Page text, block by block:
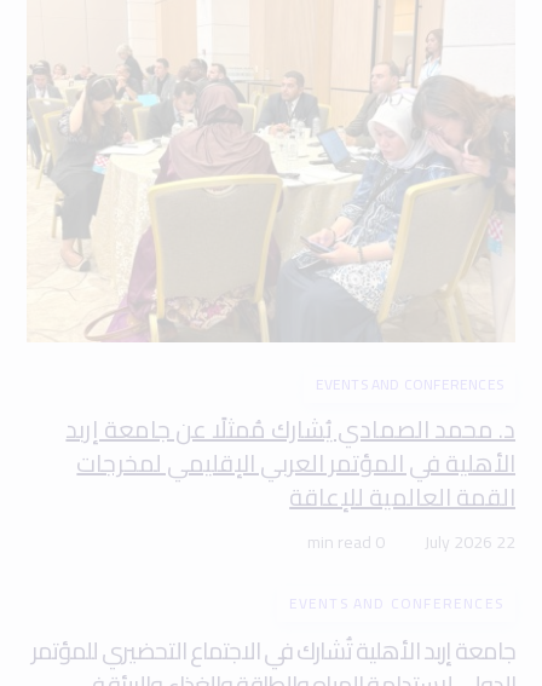
EVENTS AND CONFERENCES
د. محمد الصمادي يُشارك مُمثلًا عن جامعة إربد
الأهلية في المؤتمر العربي الإقليمي لمخرجات
القمة العالمية للإعاقة
22 July 2026
0 min read
EVENTS AND CONFERENCES
جامعة إربد الأهلية تُشارك في الاجتماع التحضيري للمؤتمر